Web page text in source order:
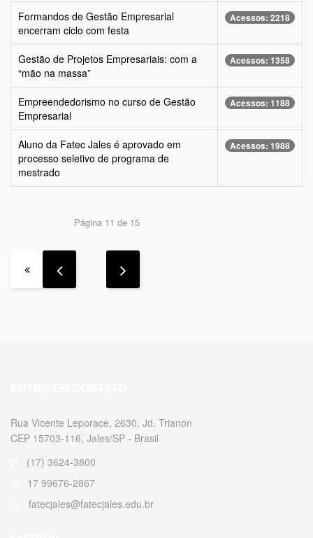
Formandos de Gestão Empresarial
encerram ciclo com festa
Acessos: 2218
Gestão de Projetos Empresariais: com a
“mão na massa”
Acessos: 1358
Empreendedorismo no curso de Gestão
Empresarial
Acessos: 1188
Aluno da Fatec Jales é aprovado em
processo seletivo de programa de
mestrado
Acessos: 1988
Página 11 de 15
Rua Vicente Leporace, 2630, Jd. Trianon
CEP 15703-116, Jales/SP - Brasil
(17) 3624-3800
17 99676-2867
fatecjales@fatecjales.edu.br